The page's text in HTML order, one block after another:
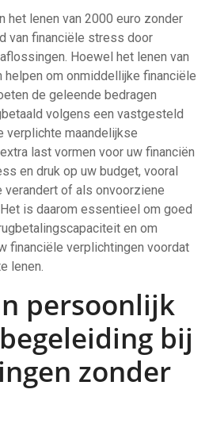
het lenen van 2000 euro zonder
van financiële stress door
Hoewel het lenen van
helpen om onmiddellijke financiële
de geleende bedragen
volgens een vastgesteld
verplichte maandelijkse
last vormen voor uw financiën
en druk op uw budget, vooral
of als onvoorziene
is daarom essentieel om goed
en om
financiële verplichtingen voordat
lenen.
persoonlijk
bij
zonder